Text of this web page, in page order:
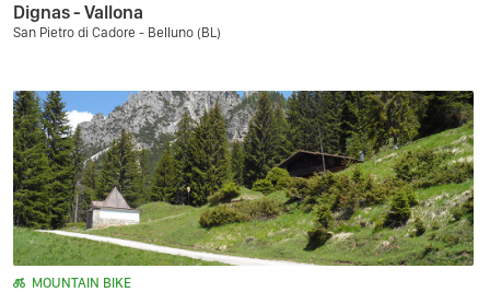
Dignas - Vallona
San Pietro di Cadore - Belluno (BL)
MOUNTAIN BIKE